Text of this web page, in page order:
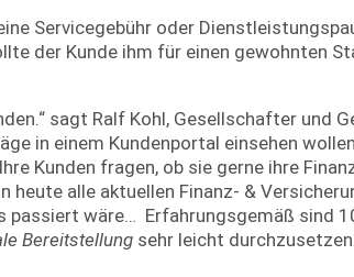
Servicegebühr oder
der Kunde ihm für einen gewohnten
sagt Ralf Kohl, Gesellschafter und
in einem Kundenportal einsehen
Kunden fragen, ob sie gerne ihre
alle aktuellen Finanz- &
wäre… Erfahrungsgemäß sind
Bereitstellung sehr leicht